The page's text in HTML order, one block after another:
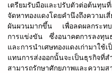
เตรียมรับมือและปรับตัวต่อต้น
จัดหาทองแดงโดยคำนึงถึงความเ
ผันผวนมากขึ้น เพื่อลดผลกระทบ
การแข่งขัน ซึ่งอนาคตการลงทุนธุ
และการนำเศษทองแดงเก่ามาใช้
แทนการส่งออกนั้นจะเป็นธุรกิ
สามารถรักษาศักยภาพและความ